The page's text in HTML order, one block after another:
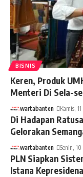
BISNIS
Keren, Produk
Menteri Di Sela-
wartabanten Kamis,
Di Hadapan
Gelorakan
wartabanten Senin,
PLN Siapkan
Istana